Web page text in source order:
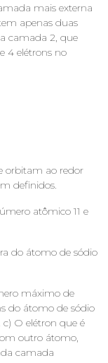
mais externa
apenas duas
camada 2, que
4 elétrons no
orbitam ao redor
definidos.
atômico 11 e
do átomo de sódio
máximo de
do átomo de sódio
c) O elétron que é
outro átomo,
camada